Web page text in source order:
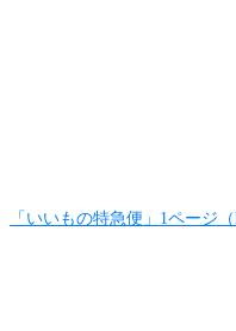
「いいもの特急便」1ページ